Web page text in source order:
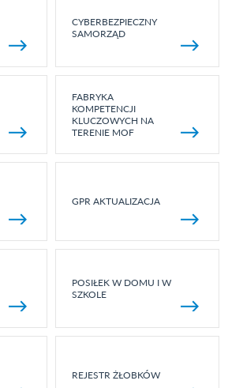
CYBERBEZPIECZNY
SAMORZĄD
FABRYKA
KOMPETENCJI
KLUCZOWYCH NA
TERENIE MOF
GPR AKTUALIZACJA
POSIŁEK W DOMU I W
SZKOLE
REJESTR ŻŁOBKÓW